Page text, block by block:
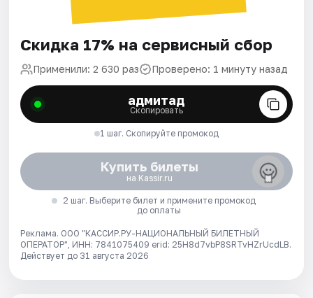
Скидка 17% на сервисный сбор
Применили: 2 630 раз Проверено: 1 минуту назад
адмитад
Скопировать
1 шаг. Скопируйте промокод
Купить билеты
на Kassir.ru
2 шаг. Выберите билет и примените промокод
до оплаты
Реклама. ООО "КАССИР.РУ-НАЦИОНАЛЬНЫЙ БИЛЕТНЫЙ
ОПЕРАТОР", ИНН: 7841075409 erid: 25H8d7vbP8SRTvHZrUcdLB.
Действует до 31 августа 2026